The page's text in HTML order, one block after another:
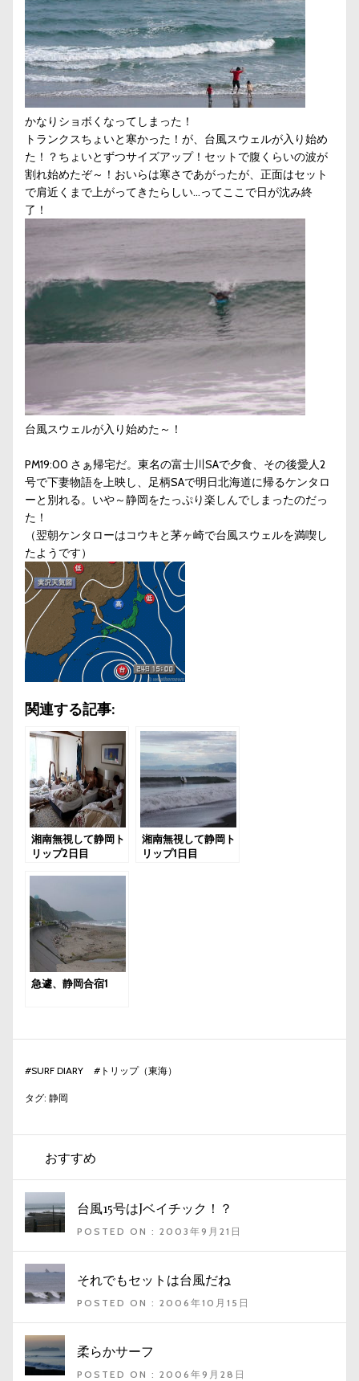
かなりショボくなってしまった！
トランクスちょいと寒かった！が、台風スウェルが入り始め
た！？ちょいとずつサイズアップ！セットで腹くらいの波が
割れ始めたぞ～！おいらは寒さであがったが、正面はセット
で肩近くまで上がってきたらしい…ってここで日が沈み終
了！
台風スウェルが入り始めた～！
PM19:00 さぁ帰宅だ。東名の富士川SAで夕食、その後愛人2
号で下妻物語を上映し、足柄SAで明日北海道に帰るケンタロ
ーと別れる。いや～静岡をたっぷり楽しんでしまったのだっ
た！
（翌朝ケンタローはコウキと茅ヶ崎で台風スウェルを満喫し
たようです）
関連する記事:
湘南無視して静岡ト
リップ2日目
湘南無視して静岡ト
リップ1日目
急遽、静岡合宿1
#SURF DIARY # トリップ（東海）
タグ: 静岡
おすすめ
台風15号はJベイチック！？
POSTED ON : 2003年9月21日
それでもセットは台風だね
POSTED ON : 2006年10月15日
柔らかサーフ
POSTED ON : 2006年9月28日